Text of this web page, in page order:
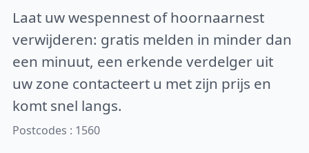
Laat uw wespennest of hoornaarnest
verwijderen: gratis melden in minder dan
een minuut, een erkende verdelger uit
uw zone contacteert u met zijn prijs en
komt snel langs.
Postcodes : 1560